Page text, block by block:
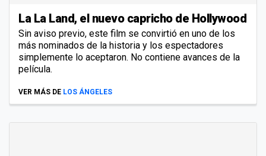
La La Land, el nuevo capricho de Hollywood
Sin aviso previo, este film se convirtió en uno de los
más nominados de la historia y los espectadores
simplemente lo aceptaron. No contiene avances de la
película.
VER MÁS DE LOS ÁNGELES